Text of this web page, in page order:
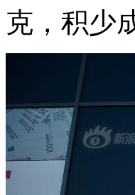
克，积少